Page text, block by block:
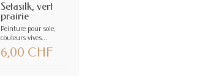
Setasilk, vert
prairie
Peinture pour soie,
couleurs vives...
6,00 CHF